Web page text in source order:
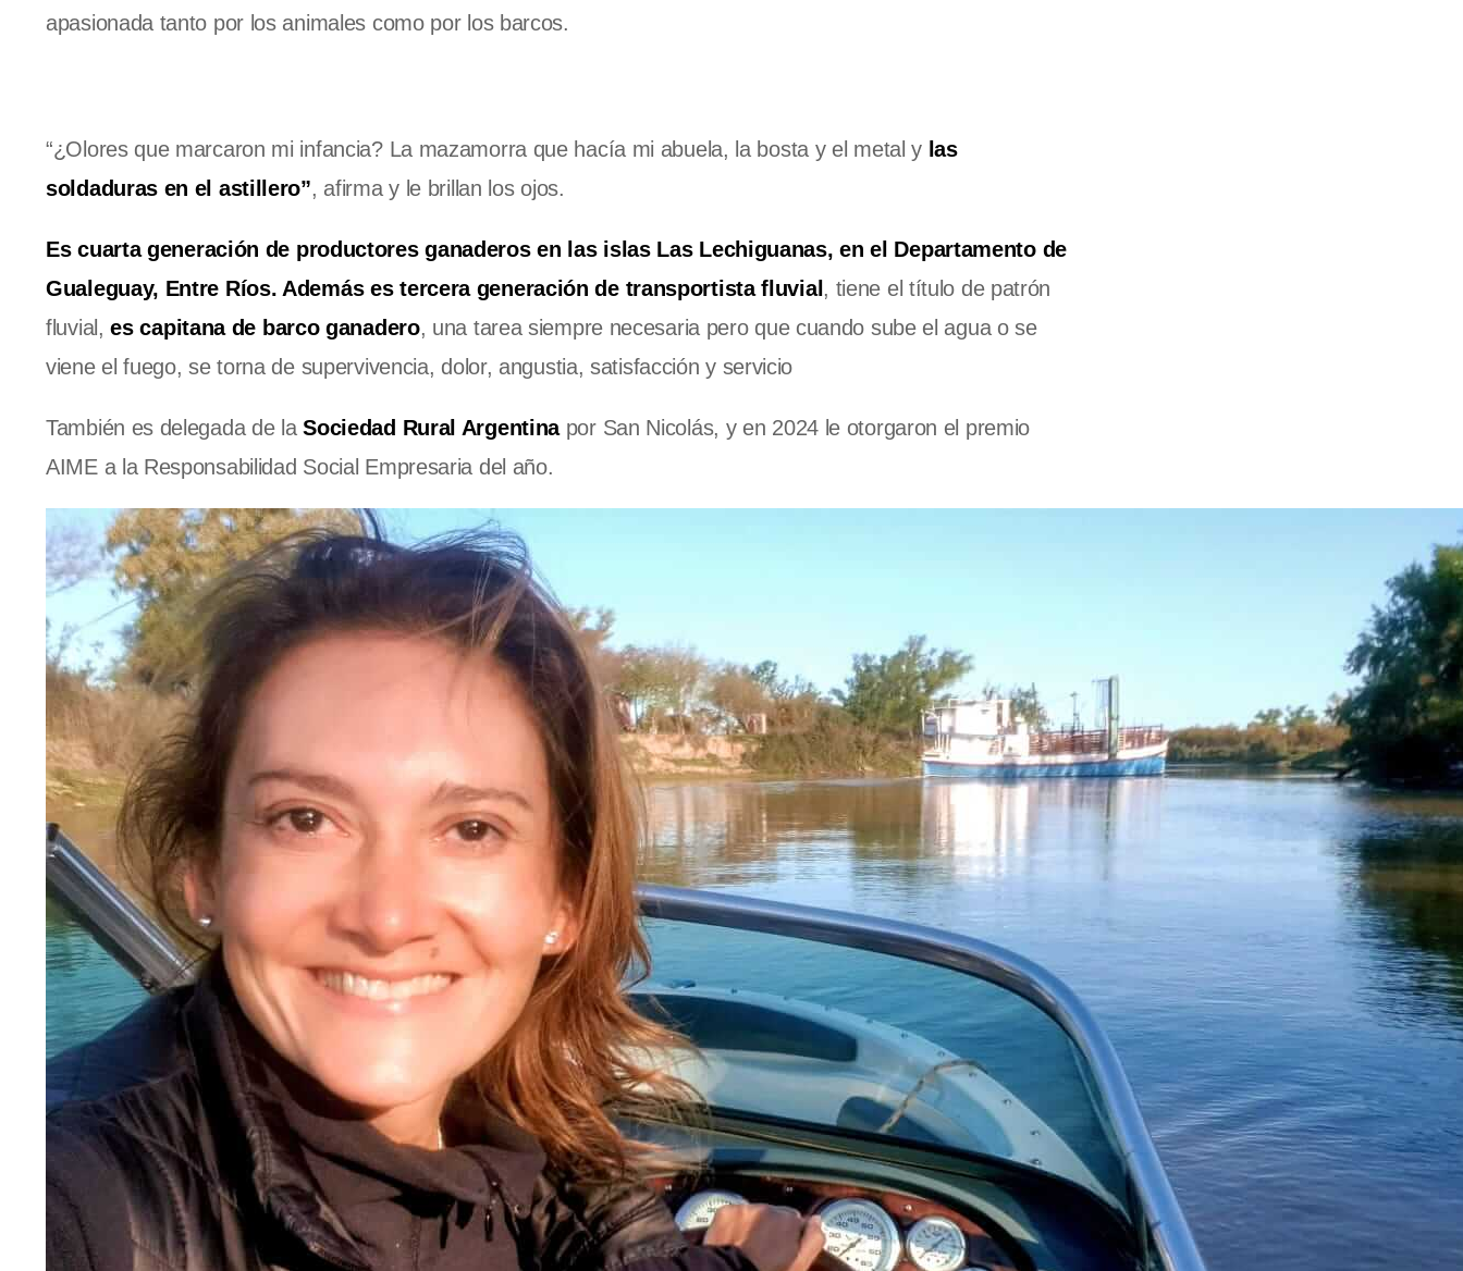
apasionada tanto por los animales como por los barcos.
“¿Olores que marcaron mi infancia? La mazamorra que hacía mi abuela, la bosta y el metal y las
soldaduras en el astillero”, afirma y le brillan los ojos.
Escuarta generación de productores ganaderos en las islas Las Lechiguanas, en el Departamento de
Gualeguay, Entre Ríos. Además es tercera generación de transportista fluvial , tiene el título de patrón
fluvial,es capitana de barco ganadero, una tarea siempre necesaria pero que cuando sube el agua o se
viene el fuego, se torna de supervivencia, dolor, angustia, satisfacción y servicio
También es delegada de laSociedad Rural Argentinapor San Nicolás, y en 2024 le otorgaron el premio
AIME a la Responsabilidad Social Empresaria del año.